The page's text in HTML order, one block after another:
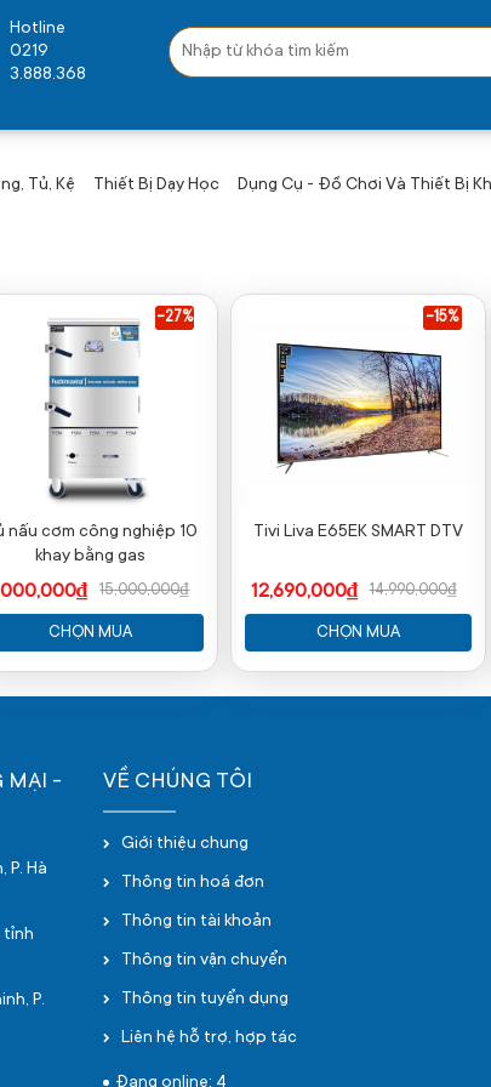
Hotline
0219
3.888.368
Tủ, Kệ Thiết Bị Dạy Học Dụng Cụ - Đồ Chơi Và Thiết Bị
nấu cơm công nghiệp 10
khay bằng gas
15,000,000₫
-27%
CHỌN MUA
Tivi Liva E65EK SMART DTV
12,690,000₫ 14,990,000₫
-15%
CHỌN MUA
MẠI -
P. Hà
tỉnh
P.
VỀ CHÚNG TÔI
Giới thiệu chung
Thông tin hoá đơn
Thông tin tài khoản
Thông tin vận chuyển
Thông tin tuyển dụng
Liên hệ hỗ trợ, hợp tác